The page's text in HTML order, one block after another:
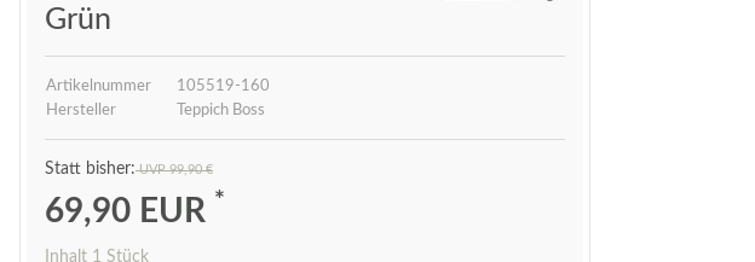
Grün
Artikelnummer
105519-160
Hersteller
Teppich Boss
UVP 99,90 €
69,90 EUR *
Inhalt 1 Stück